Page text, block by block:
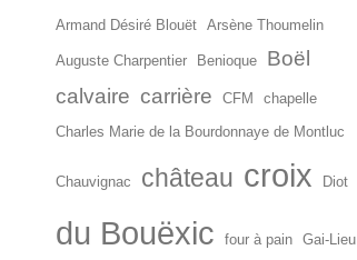
Armand Désiré Blouët Arsène Thoumelin
Auguste Charpentier Benioque
Boël
calvaire carrière CFM
chapelle
Charles Marie de la Bourdonnaye de Montluc
Chauvignac château croix Diot
du Bouëxic four à pain Gai-Lieu